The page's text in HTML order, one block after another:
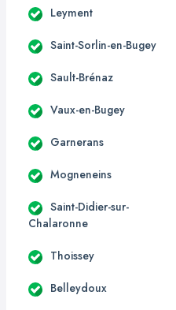
Leyment
Saint-Sorlin-en-Bugey
Sault-Brénaz
Vaux-en-Bugey
Garnerans
Mogneneins
Saint-Didier-sur-
Chalaronne
Thoissey
Belleydoux